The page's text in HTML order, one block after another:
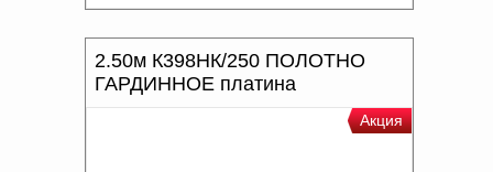
2.50м К398НК/250 ПОЛОТНО
ГАРДИННОЕ платина
Акция